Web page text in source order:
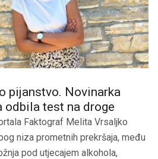
pijanstvo. Novinarka
odbila test na droge
Faktograf Melita Vrsaljko
niza prometnih prekršaja, među
pod utjecajem alkohola,